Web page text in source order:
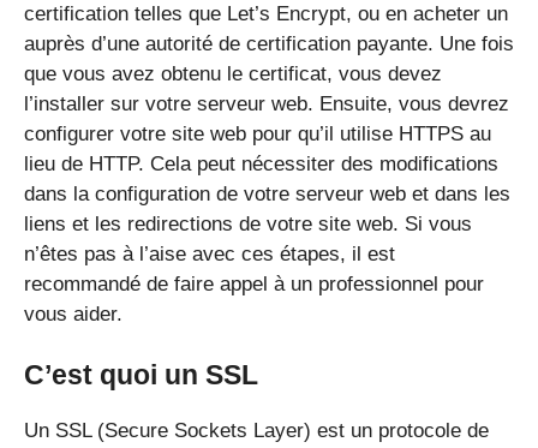
certification telles que Let’s Encrypt, ou en acheter un
auprès d’une autorité de certification payante. Une fois
que vous avez obtenu le certificat, vous devez
l’installer sur votre serveur web. Ensuite, vous devrez
configurer votre site web pour qu’il utilise HTTPS au
lieu de HTTP. Cela peut nécessiter des modifications
dans la configuration de votre serveur web et dans les
liens et les redirections de votre site web. Si vous
n’êtes pas à l’aise avec ces étapes, il est
recommandé de faire appel à un professionnel pour
vous aider.
C’est quoi un SSL
Un SSL (Secure Sockets Layer) est un protocole de